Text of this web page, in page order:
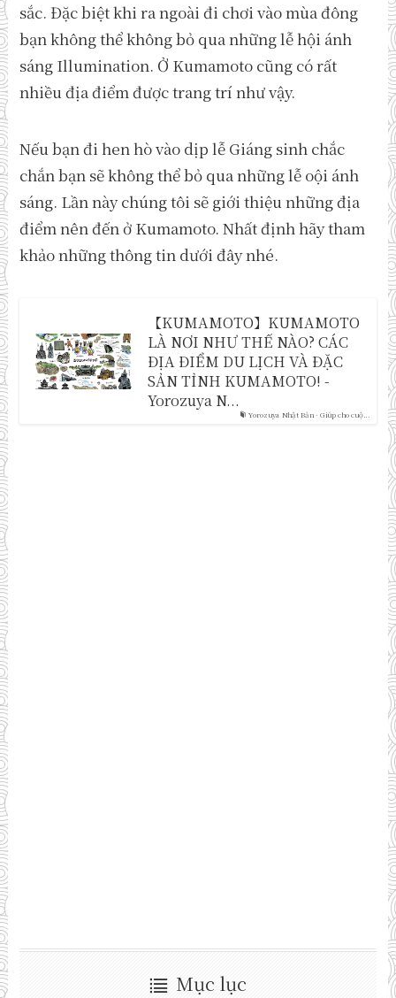
sắc. Đặc biệt khi ra ngoài đi chơi vào mùa đông
bạn không thể không bỏ qua những lễ hội ánh
sáng Illumination. Ở Kumamoto cũng có rất
nhiều địa điểm được trang trí như vậy.
Nếu bạn đi hen hò vào dịp lễ Giáng sinh chắc
chắn bạn sẽ không thể bỏ qua những lễ oội ánh
sáng. Lần này chúng tôi sẽ giới thiệu những địa
điểm nên đến ở Kumamoto. Nhất định hãy tham
khảo những thông tin dưới đây nhé.
Yorozuya Nhật Bản - Giúp cho cuộ...
【KUMAMOTO】KUMAMOTO
LÀ NƠI NHƯ THẾ NÀO? CÁC
ĐỊA ĐIỂM DU LỊCH VÀ ĐẶC
SẢN TỈNH KUMAMOTO! -
Yorozuya N...
Mục lục